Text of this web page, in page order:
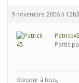
9 novembre 2006 à
Patrick45
Bonjour à tous,